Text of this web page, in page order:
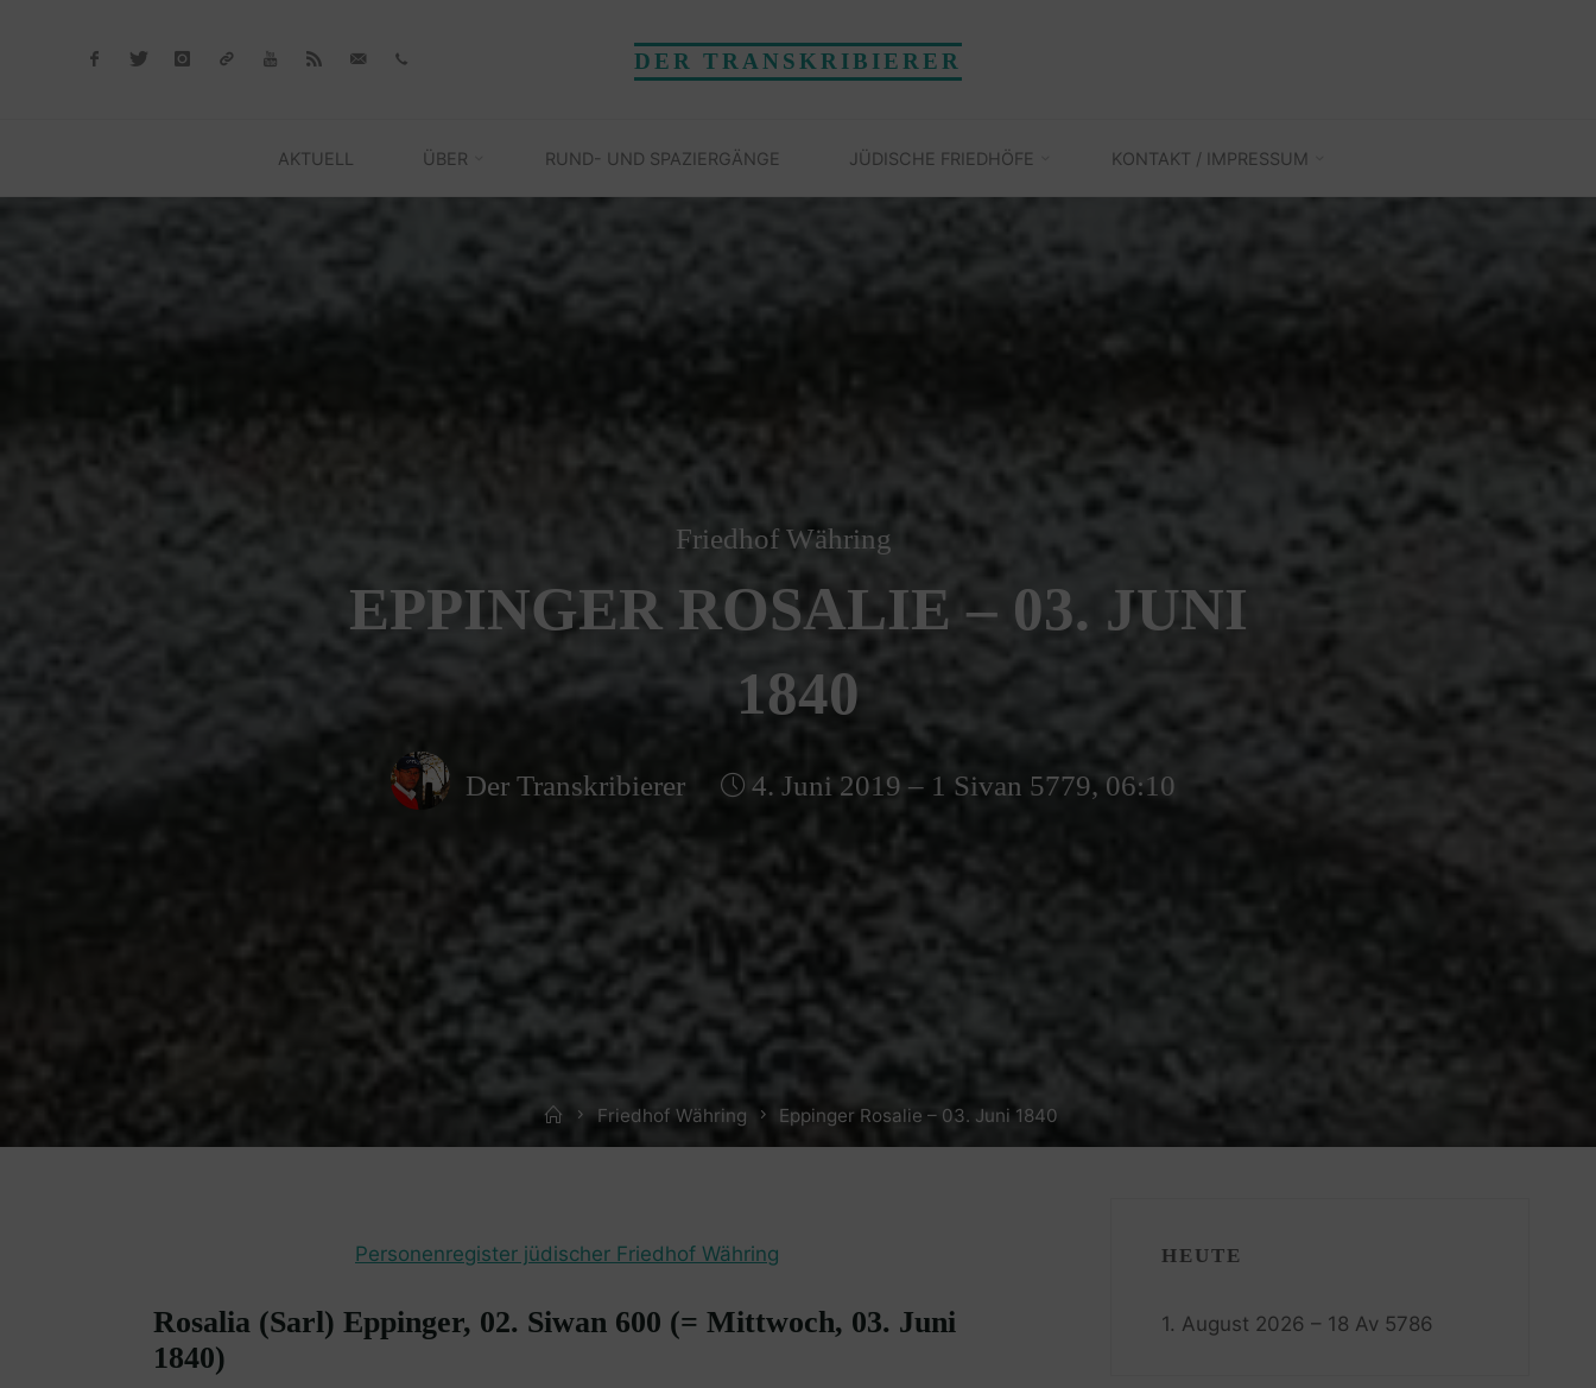
DER TRANSKRIBIERER
AKTUELL ÜBER RUND- UND SPAZIERGÄNGE JÜDISCHE FRIEDHÖFE KONTAKT / IMPRESSUM
Friedhof Währing
EPPINGER ROSALIE – 03. JUNI
1840
Der Transkribierer 4. Juni 2019 – 1 Sivan 5779, 06:10
HomeFriedhof Währing Eppinger Rosalie – 03. Juni 1840
Personenregister jüdischer Friedhof Währing
Rosalia (Sarl) Eppinger, 02. Siwan 600 (= Mittwoch, 03. Juni
1840)
HEUTE
1. August 2026 – 18 Av 5786